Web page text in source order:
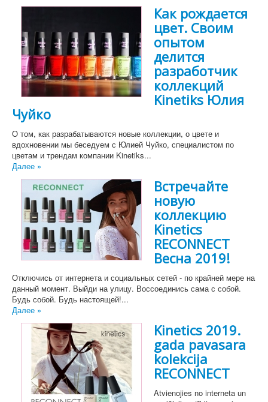
Как рождается
цвет. Своим
опытом
делится
разработчик
коллекций
Kinetiks Юлия
Чуйко
О том, как разрабатываются новые коллекции, о цвете и
вдохновении мы беседуем с Юлией Чуйко, специалистом по
цветам и трендам компании Kinetiks...
Далее »
Встречайте
новую
коллекцию
Kinetics
RECONNECT
Весна 2019!
Отключись от интернета и социальных сетей - по крайней мере на
данный момент. Выйди на улицу. Воссоединись сама с собой.
Будь собой. Будь настоящей!...
Далее »
Kinetics 2019.
gada pavasara
kolekcija
RECONNECT
Atvienojies no interneta un